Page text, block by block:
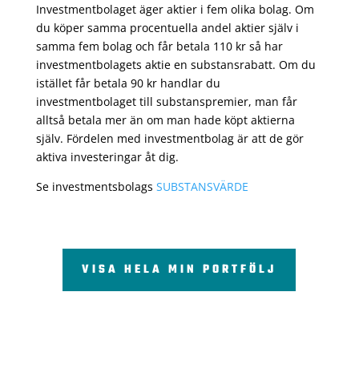
Investmentbolaget äger aktier i fem olika bolag. Om
du köper samma procentuella andel aktier själv i
samma fem bolag och får betala 110 kr så har
investmentbolagets aktie en substansrabatt. Om du
istället får betala 90 kr handlar du
investmentbolaget till substanspremier, man får
alltså betala mer än om man hade köpt aktierna
själv. Fördelen med investmentbolag är att de gör
aktiva investeringar åt dig.
Se investmentsbolags SUBSTANSVÄRDE
VISA HELA MIN PORTFÖLJ